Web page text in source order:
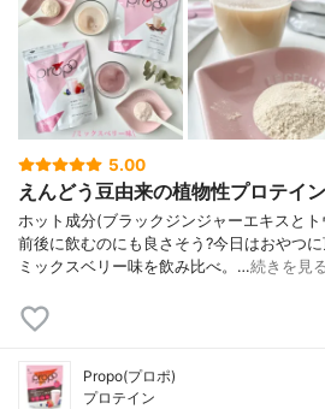
5.00
えんどう豆由来の植物性プロテイン
ホット成分(ブラックジンジャーエキスと
前後に飲むのにも良さそう?今日はおやつ
ミックスベリー味を飲み比べ。…続きを見
Propo(プロポ)
プロテイン